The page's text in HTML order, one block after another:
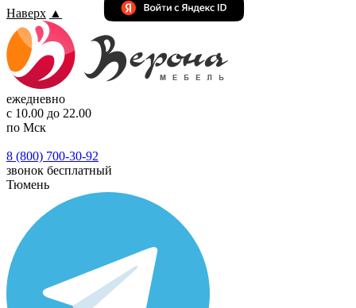
Наверх ▲
ежедневно
с 10.00 до 22.00
по Мск
8 (800) 700-30-92
звонок бесплатный
Тюмень